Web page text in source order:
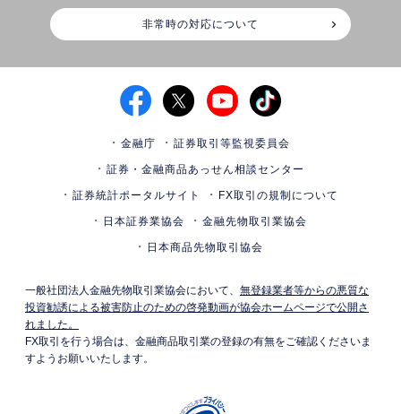
非常時の対応について
金融庁 証券取引等監視委員会
証券・金融商品あっせん相談センター
証券統計ポータルサイト FX取引の規制について
日本証券業協会 金融先物取引業協会
日本商品先物取引協会
一般社団法人金融先物取引業協会において、 無登録業者等からの悪質な
投資勧誘による被害防止のための啓発動画が協会ホームページで公開さ
れました。
FX取引を行う場合は、金融商品取引業の登録の有無をご確認くださいま
すようお願いいたします。